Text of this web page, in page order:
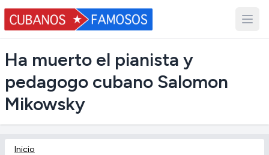
Ha muerto el pianista y
pedagogo cubano Salomon
Mikowsky
Inicio